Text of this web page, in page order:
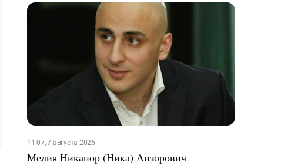
11:07, 7 августа 2026
Мелия Никанор (Ника) Анзорович